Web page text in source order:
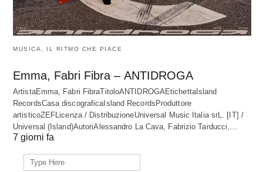
MUSICA, IL RITMO CHE PIACE
Emma, Fabri Fibra – ANTIDROGA
ArtistaEmma, Fabri FibraTitoloANTIDROGAEtichettaIsland
RecordsCasa discograficaIsland RecordsProduttore
artisticoZEFLicenza / DistribuzioneUniversal Music Italia srL. [IT] /
Universal (Island)AutoriAlessandro La Cava, Fabrizio Tarducci,…
7 giorni fa
Search